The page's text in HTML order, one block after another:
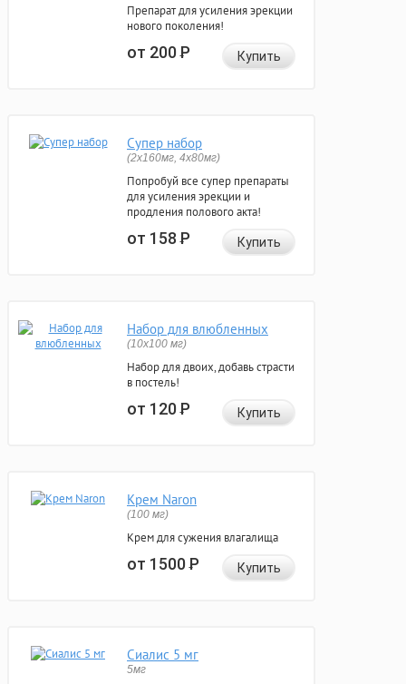
Препарат для усиления эрекции
нового поколения!
от 200Р Купить
Супер набор
(2х160мг, 4х80мг)
Попробуй все супер препараты
для усиления эрекции и
продления полового акта!
от 158Р Купить
Набор для влюбленных
(10х100 мг)
Набор для двоих, добавь страсти
в постель!
от 120Р Купить
Крем Naron
(100 мг)
Крем для сужения влагалища
от 1500Р Купить
Сиалис 5 мг
5мг